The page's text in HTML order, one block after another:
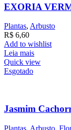
EXORIA
Plantas, Arbusto
R$ 6,60
Add to wishlist
Leia mais
Quick view
Esgotado
Jasmim
Plantas, Arbusto,